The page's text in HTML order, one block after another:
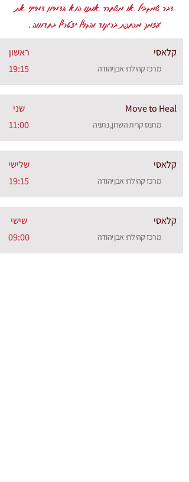
דבר שמגביל או משחרר אותנו הוא הדמיון דמייני את
עצמך מרחפת בריקוד והגוף יצטרף בחדוווה.
ראשון
19:15
קלאסי
מרכז קהילתי אבן יהודה
שני
11:00
Move to Heal
מתנס קרית השרון, נתניה
שלישי
19:15
קלאסי
מרכז קהילתי אבן יהודה
שישי
09:00
קלאסי
מרכז קהילתי אבן יהודה